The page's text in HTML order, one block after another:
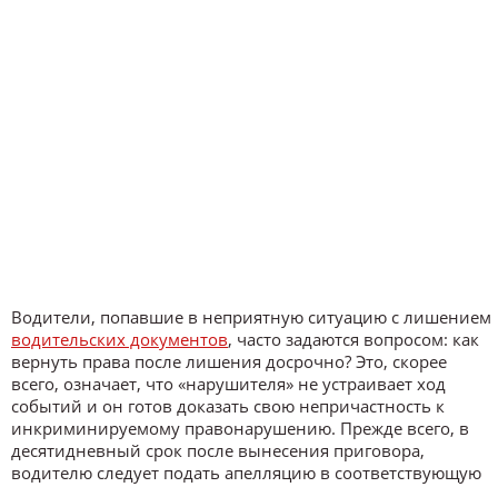
Водители, попавшие в неприятную ситуацию с лишением
водительских документов, часто задаются вопросом: как
вернуть права после лишения досрочно? Это, скорее
всего, означает, что «нарушителя» не устраивает ход
событий и он готов доказать свою непричастность к
инкриминируемому правонарушению. Прежде всего, в
десятидневный срок после вынесения приговора,
водителю следует подать апелляцию в соответствующую